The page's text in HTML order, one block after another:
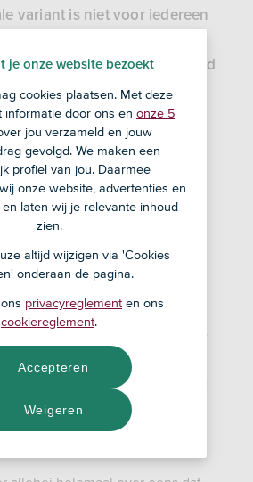
variant is niet voor iedereen
jullie kinderen hebben, is
vaak verstandig. Bijvoorbeeld
scheiden een goed
een relatief snelle en goedkope
het alleen zonder begeleiding
de volgende punten twijfelt:
je onze website bezoekt
cookies plaatsen. Met deze
informatie door ons en onze 5
jou verzameld en jouw
gevolgd. We maken een
profiel van jou. Daarmee
onze website, advertenties en
laten wij je relevante inhoud
zien.
altijd wijzigen via 'Cookies
onderaan de pagina.
privacyreglement en ons
cookiereglement.
Weigeren
Accepteren